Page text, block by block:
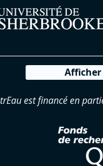
est financé en